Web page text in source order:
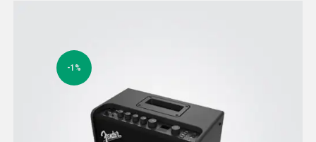
-1%